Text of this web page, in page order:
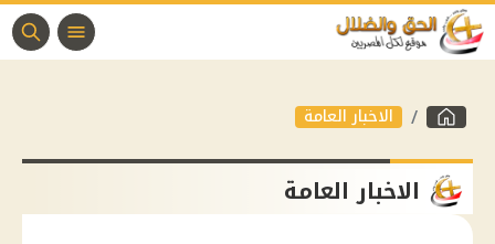
الاخبار العامة
الاخبار العامة